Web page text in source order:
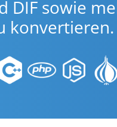
DIF sowie
konvertieren.